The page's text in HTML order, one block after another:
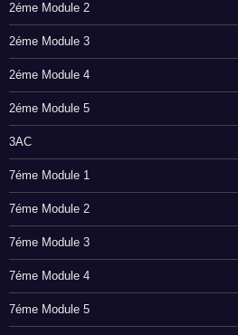
2éme Module 2
2éme Module 3
2éme Module 4
2éme Module 5
3AC
7éme Module 1
7éme Module 2
7éme Module 3
7éme Module 4
7éme Module 5